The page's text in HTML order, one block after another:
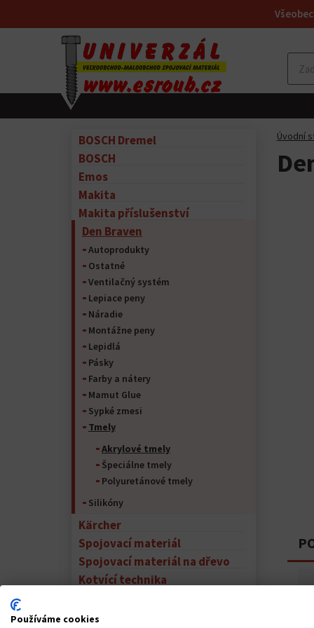
BOSCH Dremel
BOSCH
Emos
Makita
Makita příslušenství
Den Braven
Autoprodukty
Ostatné
Ventilačný systém
Lepiace peny
Náradie
Montážne peny
Lepidlá
Pásky
Farby a nátery
Mamut Glue
Sypké zmesi
Tmely
Akrylové tmely
Špeciálne tmely
Polyuretánové tmely
Silikóny
Kärcher
Spojovací materiál
Spojovací materiál na dřevo
Kotvící technika
Vrtáky
Úvodní
Používáme cookies